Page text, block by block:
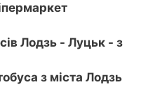
Лодзь - Луцьк - з
з міста Лодзь